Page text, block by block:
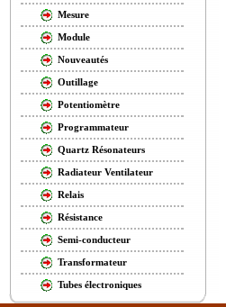
Mesure
Module
Nouveautés
Outillage
Potentiomètre
Programmateur
Quartz Résonateurs
Radiateur Ventilateur
Relais
Résistance
Semi-conducteur
Transformateur
Tubes électroniques